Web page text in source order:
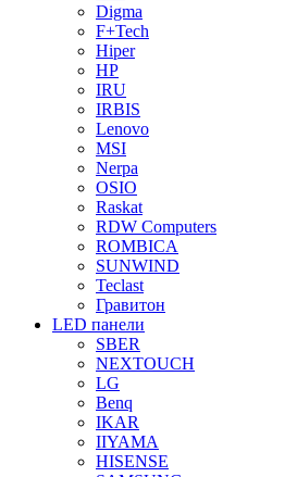
Digma
F+Tech
Hiper
HP
IRU
IRBIS
Lenovo
MSI
Nerpa
OSIO
Raskat
RDW Computers
ROMBICA
SUNWIND
Teclast
Гравитон
LED панели
SBER
NEXTOUCH
LG
Benq
IKAR
IIYAMA
HISENSE